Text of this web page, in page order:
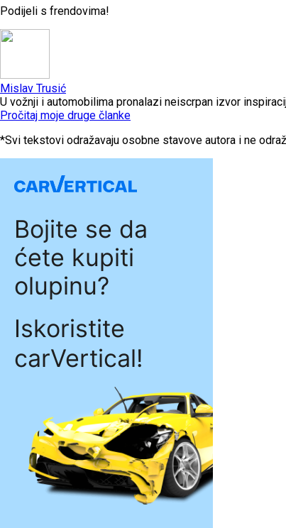
Podijeli s frendovima!
Mislav Trusić
U vožnji i automobilima pronalazi neiscrpan izvor
Pročitaj moje druge članke
*Svi tekstovi odražavaju osobne stavove autora i ne